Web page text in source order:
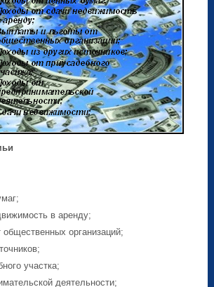
в аренду;
организаций;
участка;
деятельности;